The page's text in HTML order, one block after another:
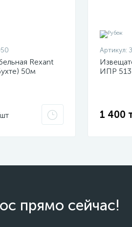
Rexant
50м
Артикул:
ИПР
1 400
прямо сейчас!